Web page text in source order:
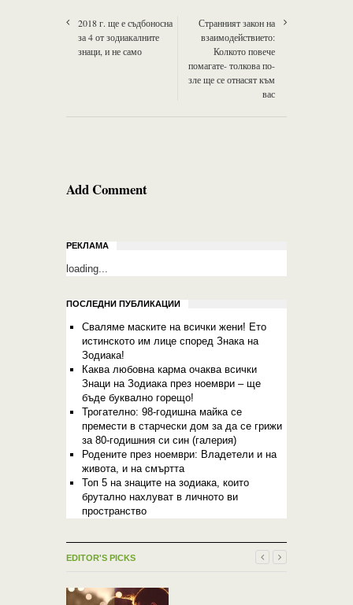
2018 г. ще е съдбоносна
за 4 от зодиакалните
знаци, и не само
Странният закон на
взаимодействието:
Колкото повече
помагате- толкова по-
зле ще се отнасят към
вас
Add Comment
РЕКЛАМА
loading...
ПОСЛЕДНИ ПУБЛИКАЦИИ
Сваляме маските на всички жени! Ето
истинското им лице според Знака на
Зодиака!
Каква любовна карма очаква всички
Знаци на Зодиака през ноември – ще
бъде буквално горещо!
Трогателно: 98-годишна майка се
премести в старчески дом за да се грижи
за 80-годишния си син (галерия)
Родените през ноември: Владетели и на
живота, и на смъртта
Топ 5 на знаците на зодиака, които
брутално нахлуват в личното ви
пространство
EDITOR'S PICKS